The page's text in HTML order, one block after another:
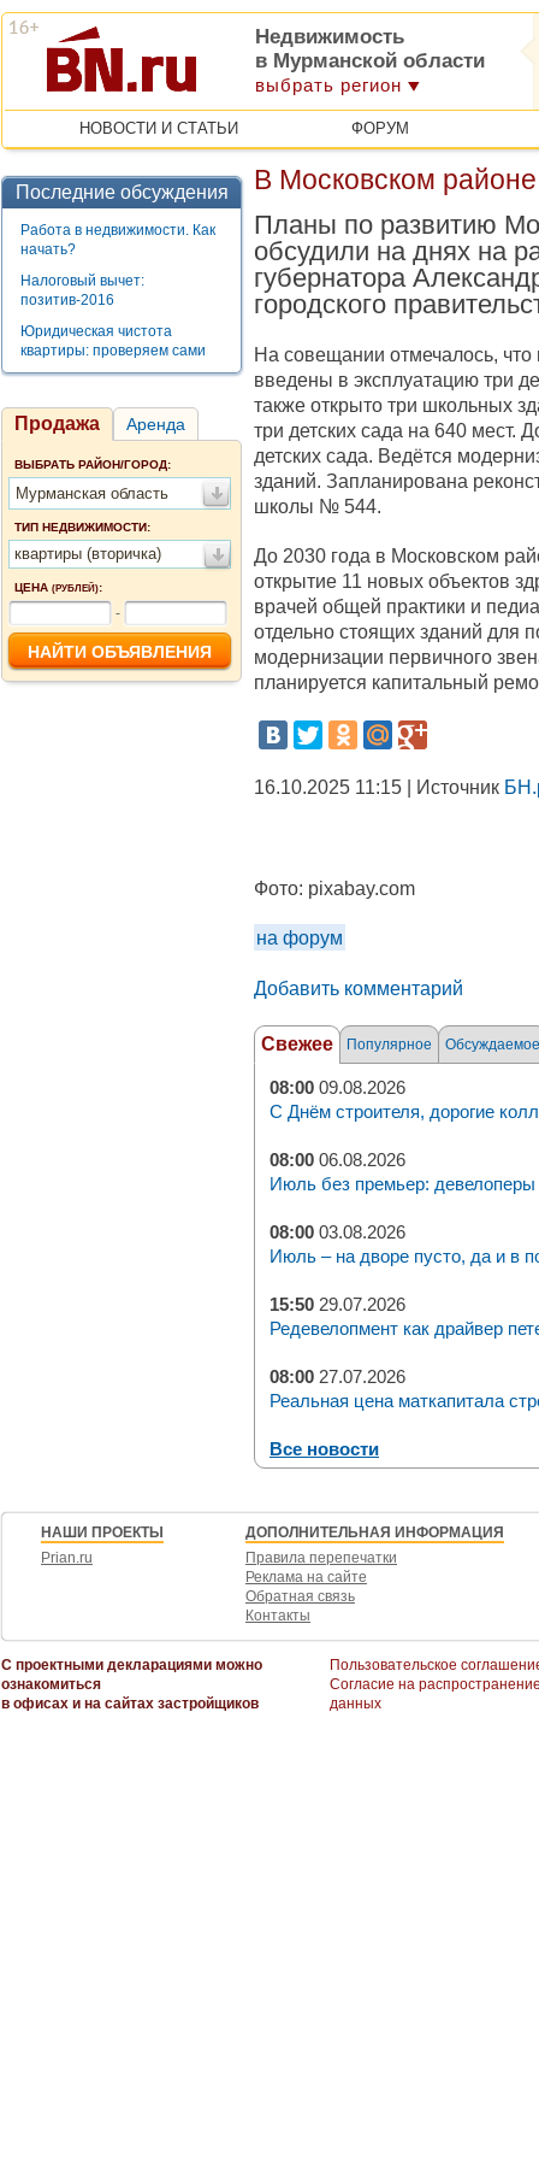
Недвижимость
в Мурманской области
выбрать регион
НОВОСТИ И СТАТЬИ ФОРУМ
Последние обсуждения
Работа в недвижимости. Как
начать?
Налоговый вычет:
позитив-2016
Юридическая чистота
квартиры: проверяем сами
Продажа Аренда
ВЫБРАТЬ РАЙОН/ГОРОД:
Мурманская область
ТИП НЕДВИЖИМОСТИ:
квартиры (вторичка)
ЦЕНА (РУБЛЕЙ):
-
В Московском
Планы по развитию
обсудили на днях на
губернатора
городского
На совещании отмечалось,
введены в эксплуатацию три
также открыто три школьных
три детских сада на 640 мест.
детских сада. Ведётся
зданий. Запланирована
школы № 544.
До 2030 года в Московском
открытие 11 новых объектов
врачей общей практики и
отдельно стоящих зданий для
модернизации первичного
планируется капитальный
16.10.2025 11:15 | Источник
Фото: pixabay.com
на форум
Добавить комментарий
Свежее Популярное Обсуждаемое
08:00 09.08.2026
С Днём строителя, дорогие
08:00 06.08.2026
Июль без премьер: девелоперы
08:00 03.08.2026
Июль – на дворе пусто, да и в
15:50 29.07.2026
Редевелопмент как драйвер
08:00 27.07.2026
Реальная цена маткапитала
Все новости
НАШИ ПРОЕКТЫ
Prian.ru
ДОПОЛНИТЕЛЬНАЯ ИНФОРМАЦИЯ
Правила перепечатки
Реклама на сайте
Обратная связь
Контакты
С проектными декларациями можно
ознакомиться
в офисах и на сайтах застройщиков
Пользовательское
Согласие на
данных